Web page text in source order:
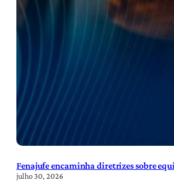
Fenajufe encaminha diretrizes sobre
julho 30, 2026